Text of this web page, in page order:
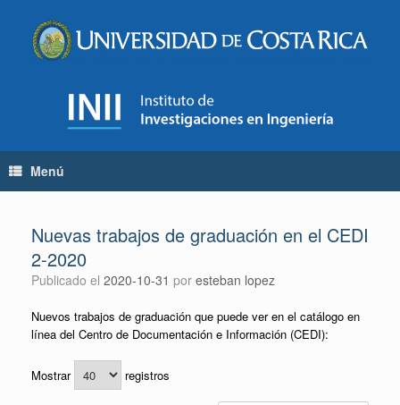
contenido
Menú
Nuevas trabajos de graduación en el CEDI
2-2020
Publicado el 2020-10-31 por esteban lopez
Nuevos trabajos de graduación que puede ver en el catálogo en
línea del Centro de Documentación e Información (CEDI):
Mostrar registros